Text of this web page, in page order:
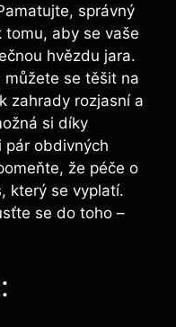
správný
tomu, aby se ​vaše
hvězdu ⁢jara.
se těšit na
zahrady rozjasní a
⁤si‌ díky
pár obdivných
že‌ péče ⁢o
​který se vyplatí.
‌se ⁣do toho –